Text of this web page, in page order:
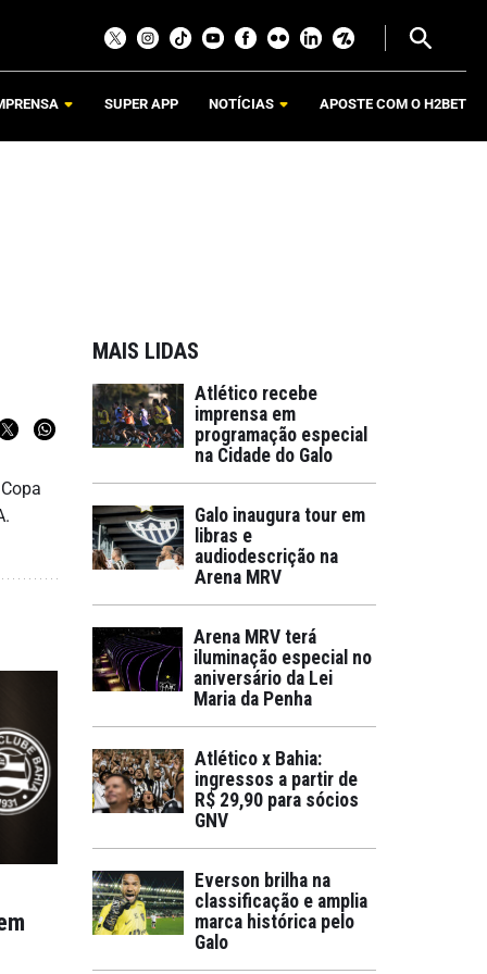
SUPER APP NOTÍCIAS APOSTE COM O H2BET
MAIS LIDAS
Atlético recebe
imprensa em
programação especial
na Cidade do Galo
Galo inaugura tour em
libras e
audiodescrição na
Arena MRV
Arena MRV terá
iluminação especial no
aniversário da Lei
Maria da Penha
Atlético x Bahia:
ingressos a partir de
R$ 29,90 para sócios
GNV
Everson brilha na
classificação e amplia
marca histórica pelo
Galo